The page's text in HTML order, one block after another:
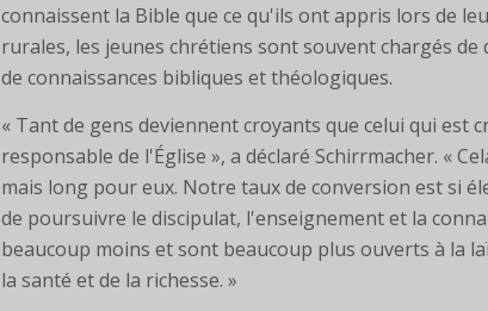
connaissent la Bible que ce qu'ils ont appris lors de
rurales, les jeunes chrétiens sont souvent chargés
de connaissances bibliques et théologiques.
« Tant de gens deviennent croyants que celui qui est
responsable de l'Église », a déclaré Schirrmacher. «
mais long pour eux. Notre taux de conversion est si
de poursuivre le discipulat, l'enseignement et la
beaucoup moins et sont beaucoup plus ouverts à la
la santé et de la richesse. »